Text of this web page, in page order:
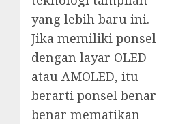
yang lebih baru ini.
Jika memiliki ponsel
dengan layar OLED
atau AMOLED, itu
berarti ponsel benar-
benar mematikan